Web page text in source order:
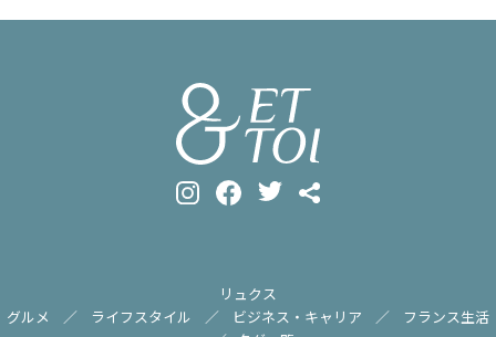
リュクス
グルメ
ライフスタイル ビジネス・キャリア
フランス生活